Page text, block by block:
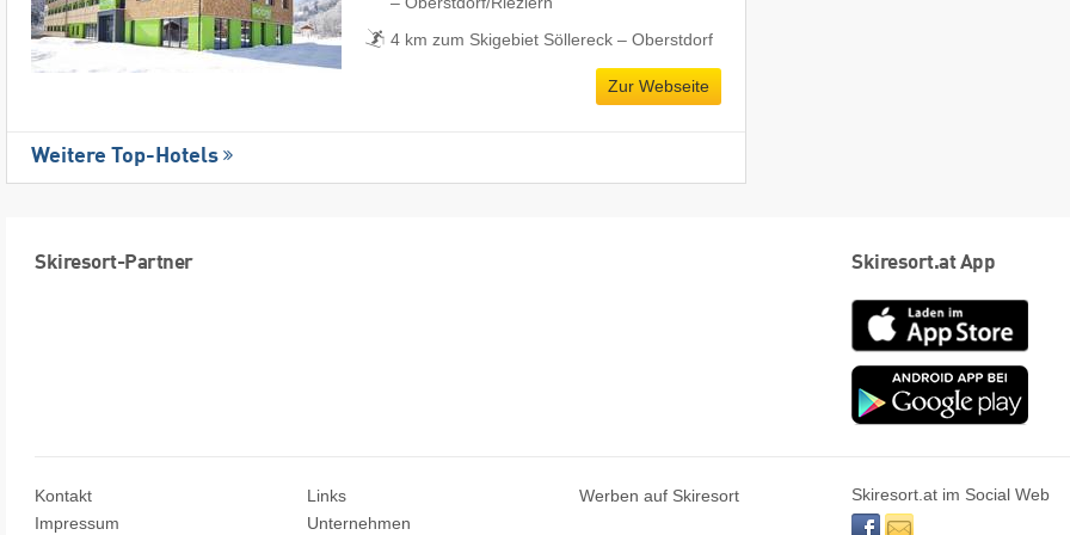
4 km zum Skigebiet Söllereck – Oberstdorf
Zur Webseite
Weitere Top-Hotels
Skiresort-Partner Skiresort.at App
App
Store
Kontakt
Impressum
Links
Unternehmen
Werben auf Skiresort
Skiresort.at im Social Web
facebooknewsletter